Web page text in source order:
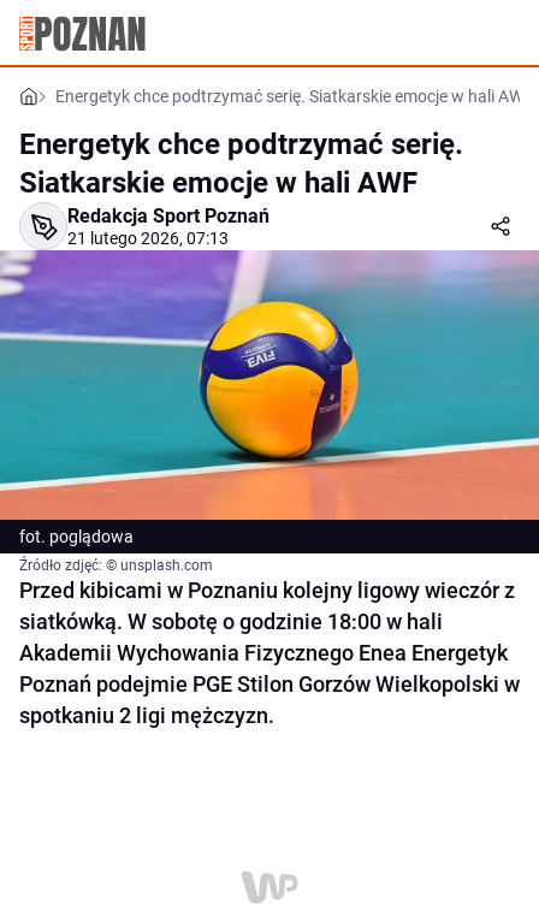
Energetyk chce podtrzymać serię. Siatkarskie emocje w hali AWF
Energetyk chce podtrzymać serię.
Siatkarskie emocje w hali AWF
Redakcja Sport Poznań
21 lutego 2026, 07:13
fot. poglądowa
Źródło zdjęć: © unsplash.com
Przed kibicami w Poznaniu kolejny ligowy wieczór z
siatkówką. W sobotę o godzinie 18:00 w hali
Akademii Wychowania Fizycznego Enea Energetyk
Poznań podejmie PGE Stilon Gorzów Wielkopolski w
spotkaniu 2 ligi mężczyzn.